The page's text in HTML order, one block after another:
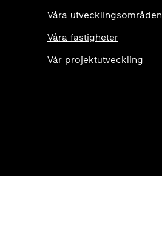
Våra utvecklingsområden
Våra fastigheter
Vår projektutveckling